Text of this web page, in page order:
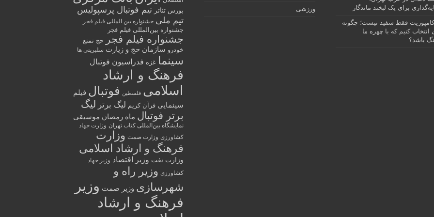
برای یک لبخند ماندگار
فقط سفید نیست؛ چگونه
انتخاب کنیم که با چهره ما
باشد؟
ورزشی بورس تئاتر تیم فوتبال پرسپولیس
تیم ملی جشنواره بین المللی فیلم فجر
جشنواره بین‌المللی فیلم فجر
جشنواره فیلم فجر
حج تمتع
خودرو سازمان حج و زیارت سلبریتی ها
سینما غزه فدراسیون فوتبال
فرهنگ و ارشاد
اسلامی فلسطین فوتبال فیلم
سینمایی قرآن کریم لیگ برتر لیگ
برتر فوتبال ماه رمضان موسیقی
نمایشگاه بین‌المللی کتاب تهران وزارت جهاد
کشاورزی وزارت صمت وزارت
فرهنگ و ارشاد اسلامی
وزارت نفت وزیر اقتصاد وزیر جهاد
کشاورزی وزیر راه و
شهرسازی وزیر صمت وزیر
فرهنگ و ارشاد